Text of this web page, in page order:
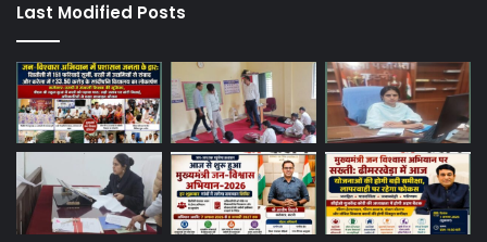
Last Modified Posts